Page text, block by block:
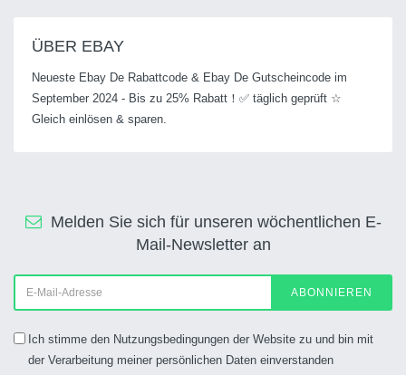
ÜBER EBAY
Neueste Ebay De Rabattcode & Ebay De Gutscheincode im
September 2024 - Bis zu 25% Rabatt！✅ täglich geprüft ☆
Gleich einlösen & sparen.
Melden Sie sich für unseren wöchentlichen E-
Mail-Newsletter an
ABONNIEREN
Ich stimme den Nutzungsbedingungen der Website zu und bin mit
der Verarbeitung meiner persönlichen Daten einverstanden